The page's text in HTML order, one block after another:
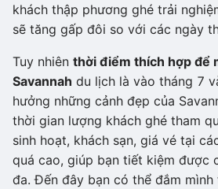
khách thập phương ghé trải
sẽ tăng gấp đôi so với các ngày
Tuy nhiên thời điểm thích hợp để
Savannah du lịch là vào tháng 7
hưởng những cảnh đẹp của
thời gian lượng khách ghé tham
sinh hoạt, khách sạn, giá vé tại
quá cao, giúp bạn tiết kiệm được
đa. Đến đây bạn có thể đắm